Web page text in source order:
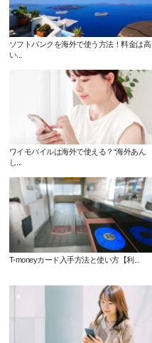
ソフトバンクを海外で使う方法！料金は高
い...
ワイモバイルは海外で使える？“海外あん
し...
T-moneyカード入手方法と使い方【利...